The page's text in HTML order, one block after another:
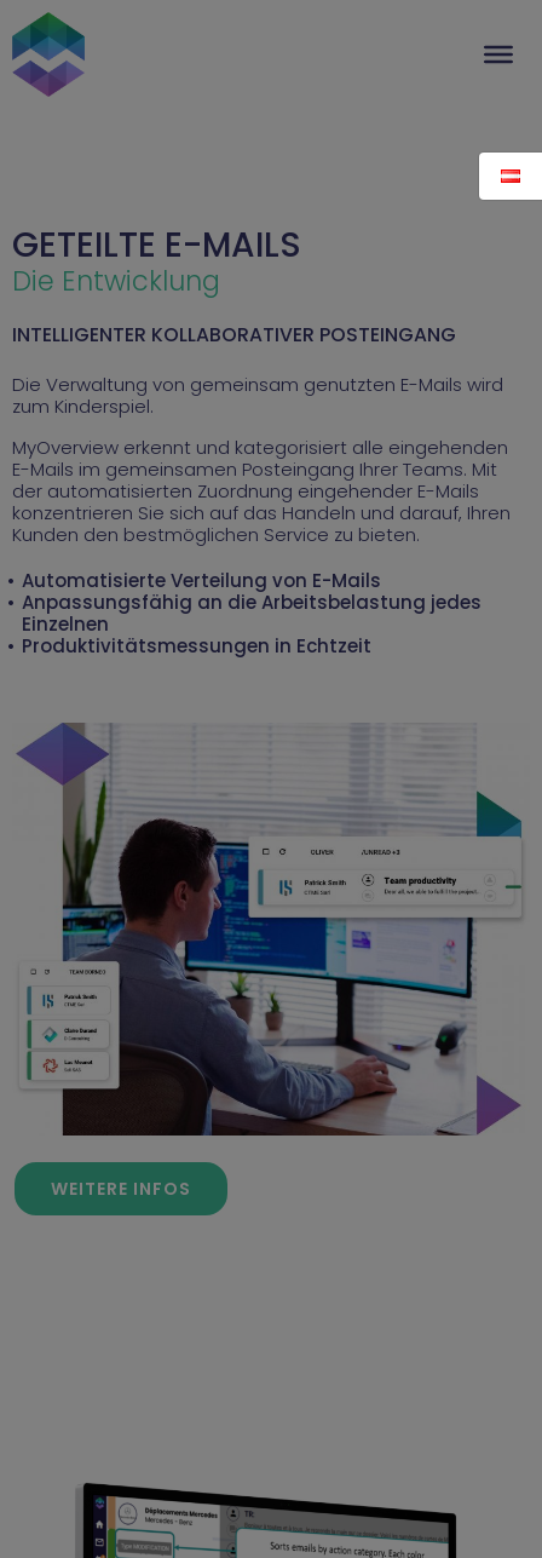
GETEILTE E-MAILS
Die Entwicklung
INTELLIGENTER KOLLABORATIVER POSTEINGANG
Die Verwaltung von gemeinsam genutzten E-Mails wird
zum Kinderspiel.
MyOverview erkennt und kategorisiert alle eingehenden
E-Mails im gemeinsamen Posteingang Ihrer Teams. Mit
der automatisierten Zuordnung eingehender E-Mails
konzentrieren Sie sich auf das Handeln und darauf, Ihren
Kunden den bestmöglichen Service zu bieten.
Automatisierte Verteilung von E-Mails
Anpassungsfähig an die Arbeitsbelastung jedes
Einzelnen
Produktivitätsmessungen in Echtzeit
WEITERE INFOS